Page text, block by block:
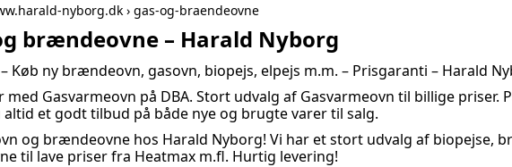
nyborg.dk › gas-og-braendeovne
brændeovne – Harald Nyborg
Køb ny brændeovn, gasovn, biopejs, elpejs m.m. – Prisgaranti – Harald
med Gasvarmeovn på DBA. Stort udvalg af Gasvarmeovn til billige priser.
et godt tilbud på både nye og brugte varer til salg.
og brændeovne hos Harald Nyborg! Vi har et stort udvalg af biopejse,
til lave priser fra Heatmax m.fl. Hurtig levering!